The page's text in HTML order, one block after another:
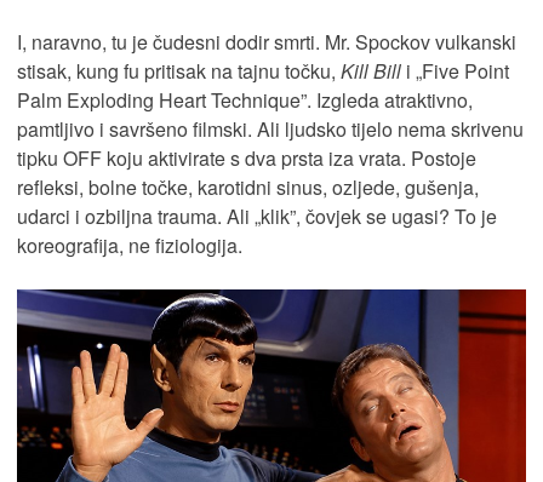
I, naravno, tu je čudesni dodir smrti. Mr. Spockov vulkanski
stisak, kung fu pritisak na tajnu točku, Kill Bill i „Five Point
Palm Exploding Heart Technique”. Izgleda atraktivno,
pamtljivo i savršeno filmski. Ali ljudsko tijelo nema skrivenu
tipku OFF koju aktivirate s dva prsta iza vrata. Postoje
refleksi, bolne točke, karotidni sinus, ozljede, gušenja,
udarci i ozbiljna trauma. Ali „klik”, čovjek se ugasi? To je
koreografija, ne fiziologija.